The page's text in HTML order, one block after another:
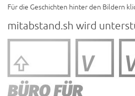
Für die Geschichten hinter den Bildern
mitabstand.sh wird